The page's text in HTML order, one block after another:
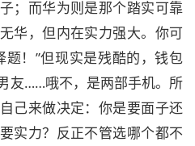
；而华为则是那个踏实可靠
华，但内在实力强大。你可
题！”但现实是残酷的，钱包
友……哦不，是两部手机。所
己来做决定：你是要面子还
实力？反正不管选哪个都不